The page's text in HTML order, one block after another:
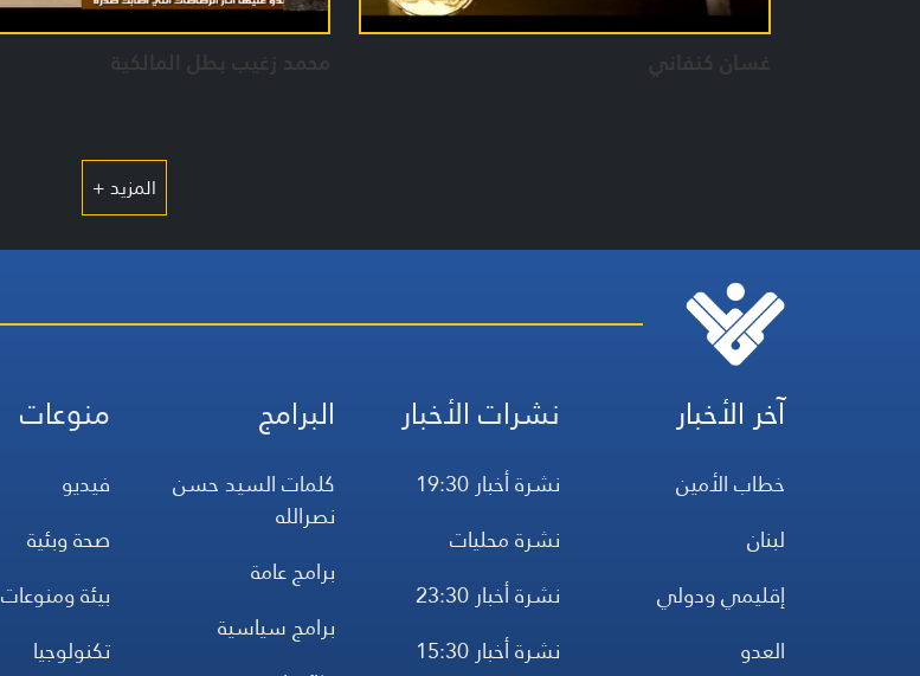
غسان كنفاني محمد زغيب بطل المالكية
المزيد +
آخر الأخبار
خطاب الأمين
لبنان
إقليمي ودولي
العدو
نشرات الأخبار
نشرة أخبار 19:30
نشرة محليات
نشرة أخبار 23:30
نشرة أخبار 15:30
البرامج
كلمات السيد حسن
نصرالله
برامج عامة
برامج سياسية
منوعات
فيديو
صحة وبئية
بيئة ومنوعات
تكنولوجيا